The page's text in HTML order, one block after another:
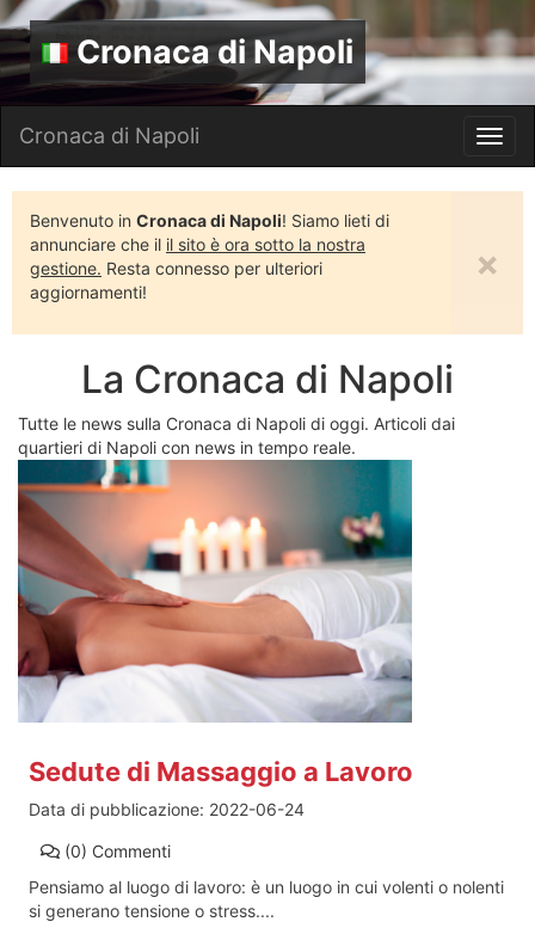
Cronaca di Napoli
Cronaca di Napoli
Benvenuto in Cronaca di Napoli! Siamo lieti di
annunciare che il il sito è ora sotto la nostra
gestione. Resta connesso per ulteriori
aggiornamenti!
×
La Cronaca di Napoli
Tutte le news sulla Cronaca di Napoli di oggi. Articoli dai
quartieri di Napoli con news in tempo reale.
Sedute di Massaggio a Lavoro
Data di pubblicazione: 2022-06-24
(0) Commenti
Pensiamo al luogo di lavoro: è un luogo in cui volenti o nolenti
si generano tensione o stress....